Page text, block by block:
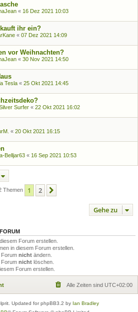
« 16 Dez 2021 10:03
ihr ein?
« 07 Dez 2021 14:09
vor Weihnachten?
« 30 Nov 2021 14:50
Tesla « 25 Okt 2021 14:45
Surfer « 22 Okt 2021 16:02
« 20 Okt 2021 16:15
Belljar63 « 16 Sep 2021 10:53
Themen 1 2
Gehe zu
Forum erstellen.
in diesem Forum erstellen.
Forum nicht ändern.
Forum nicht löschen.
Forum erstellen.
Alle Zeiten sind UTC+02:00
Updated for phpBB3.2 by Ian Bradley